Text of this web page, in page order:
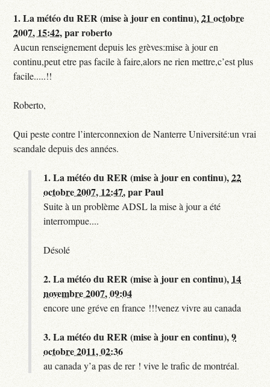
1.La météo du RER (mise à jour en continu),21 octobre
2007, 15:42,parroberto
Aucun renseignement depuis les grèves:mise à jour en
continu,peut etre pas facile à faire,alors ne rien mettre,c’est plus
facile.....!!
Roberto,
Qui peste contre l’interconnexion de Nanterre Université:un vrai
scandale depuis des années.
1.La météo du RER (mise à jour en continu),22
octobre 2007, 12:47,parPaul
Suite à un problème ADSL la mise à jour a été
interrompue....
Désolé
2.La météo du RER (mise à jour en continu), 14
novembre 2007, 09:04
encore une gréve en france !!!venez vivre au canada
3.La météo du RER (mise à jour en continu),9
octobre 2011, 02:36
au canada y’a pas de rer ! vive le trafic de montréal.